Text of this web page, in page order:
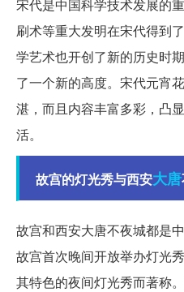
宋代是中国科学技术发展的
刷术等重大发明在宋代得到
学艺术也开创了新的历史时
了一个新的高度。宋代元宵
湛，而且内容丰富多彩，凸
活。
故宫的灯光秀与西安大唐
故宫和西安大唐不夜城都是
故宫首次晚间开放举办灯光
其特色的夜间灯光秀而著称